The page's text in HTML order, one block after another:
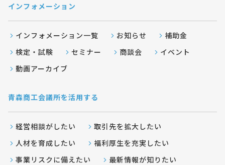
インフォメーション
インフォメーション一覧 お知らせ
補助金
検定・試験
セミナー 商談会
イベント
動画アーカイブ
青森商工会議所を活用する
経営相談がしたい
取引先を拡大したい
人材を育成したい
福利厚生を充実したい
事業リスクに備えたい
最新情報が知りたい